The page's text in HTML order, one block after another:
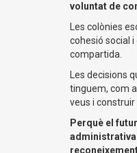
voluntat de
Les colònies
cohesió social
compartida.
Les decisions
tinguem, com
veus i
Perquè el